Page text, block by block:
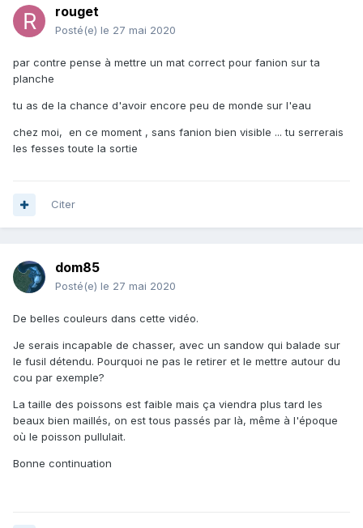
rouget
Posté(e) le 27 mai 2020
par contre pense à mettre un mat correct pour fanion sur ta
planche
tu as de la chance d'avoir encore peu de monde sur l'eau
chez moi, en ce moment , sans fanion bien visible ... tu serrerais
les fesses toute la sortie
Citer
dom85
Posté(e) le 27 mai 2020
De belles couleurs dans cette vidéo.
Je serais incapable de chasser, avec un sandow qui balade sur
le fusil détendu. Pourquoi ne pas le retirer et le mettre autour du
cou par exemple?
La taille des poissons est faible mais ça viendra plus tard les
beaux bien maillés, on est tous passés par là, même à l'époque
où le poisson pullulait.
Bonne continuation